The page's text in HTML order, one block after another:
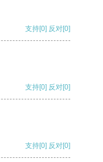
支持[0] 反对[0]
支持[0] 反对[0]
支持[0] 反对[0]